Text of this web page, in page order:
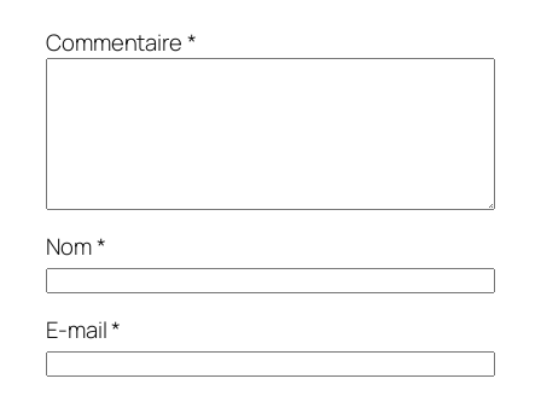
Commentaire*
Nom*
E-mail*